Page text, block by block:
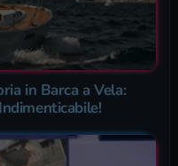
in Barca a Vela: